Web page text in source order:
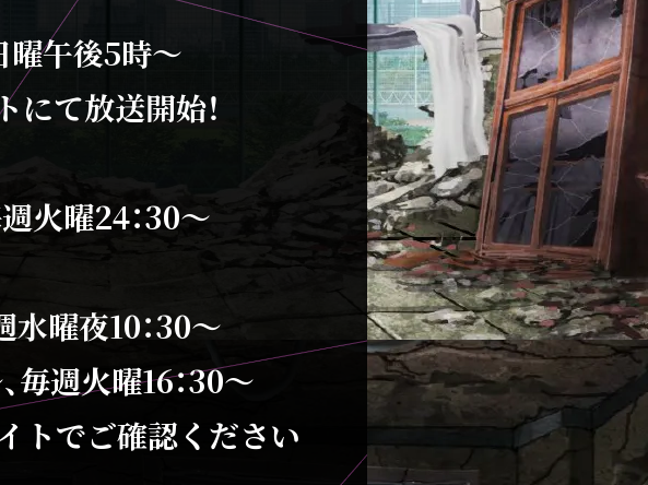
曜午後5時～
にて放送開始！
火曜24：30～
水曜夜10：30～
毎週火曜16：30～
トでご確認ください